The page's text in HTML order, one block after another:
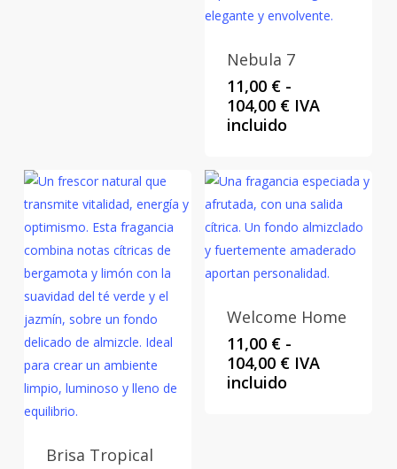
Nebula 7
11,00 € -
104,00 €Rango
11,00 €
hasta
104,00 €
IVA
incluido
Brisa Tropical
Welcome Home
11,00 € -
104,00 €Rango
IVA
incluido